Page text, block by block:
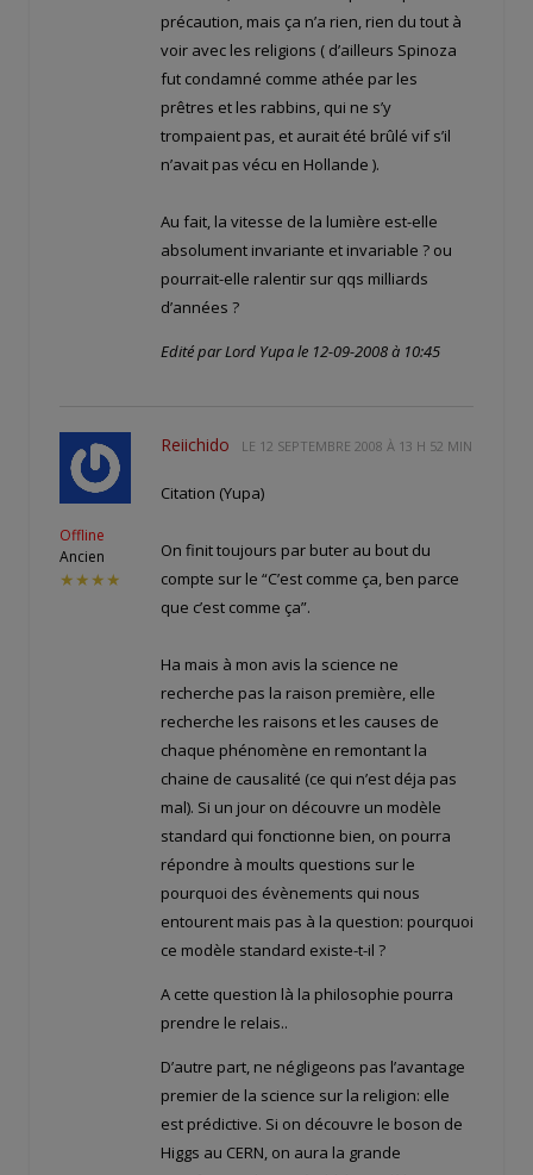
précaution, mais ça n’a rien, rien du tout à
voir avec les religions ( d’ailleurs Spinoza
fut condamné comme athée par les
prêtres et les rabbins, qui ne s’y
trompaient pas, et aurait été brûlé vif s’il
n’avait pas vécu en Hollande ).
Au fait, la vitesse de la lumière est-elle
absolument invariante et invariable ? ou
pourrait-elle ralentir sur qqs milliards
d’années ?
Edité par Lord Yupa le 12-09-2008 à 10:45
Offline
Ancien
★★★★
Reiichido LE 12 SEPTEMBRE 2008 À 13 H 52 MIN
Citation (Yupa)
On finit toujours par buter au bout du
compte sur le “C’est comme ça, ben parce
que c’est comme ça”.
Ha mais à mon avis la science ne
recherche pas la raison première, elle
recherche les raisons et les causes de
chaque phénomène en remontant la
chaine de causalité (ce qui n’est déja pas
mal). Si un jour on découvre un modèle
standard qui fonctionne bien, on pourra
répondre à moults questions sur le
pourquoi des évènements qui nous
entourent mais pas à la question: pourquoi
ce modèle standard existe-t-il ?
A cette question là la philosophie pourra
prendre le relais..
D’autre part, ne négligeons pas l’avantage
premier de la science sur la religion: elle
est prédictive. Si on découvre le boson de
Higgs au CERN, on aura la grande